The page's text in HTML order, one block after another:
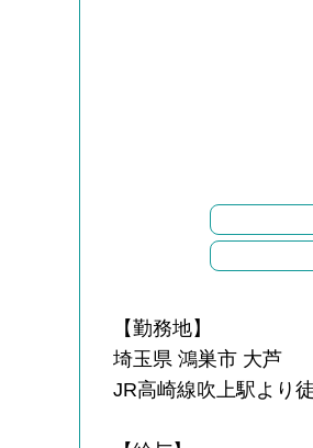
【勤務地】
埼玉県 鴻巣市 大芦
JR高崎線吹上駅より